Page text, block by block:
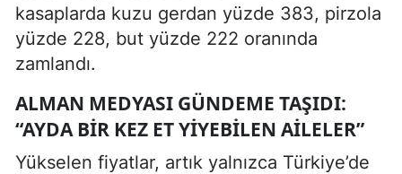
kasaplarda kuzu gerdan yüzde 383, pirzola
yüzde 228, but yüzde 222 oranında
zamlandı.
ALMAN MEDYASI GÜNDEME TAŞIDI:
“AYDA BIR KEZ ET YIYEBILEN AILELER”
Yükselen fiyatlar, artık yalnızca Türkiye’de